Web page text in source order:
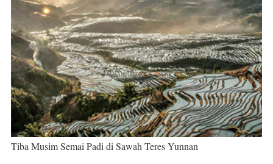
Tiba Musim Semai Padi di Sawah Teres Yunnan